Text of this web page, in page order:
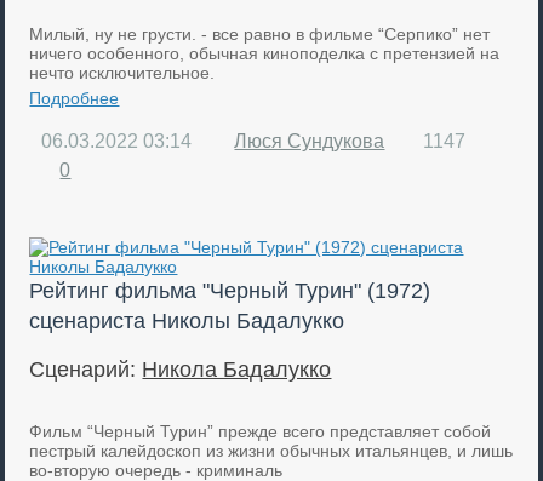
Милый, ну не грусти. - все равно в фильме “Серпико” нет
ничего особенного, обычная киноподелка с претензией на
нечто исключительное.
Подробнее
06.03.2022 03:14 Люся Сундукова
1147
0
Рейтинг фильма "Черный Турин" (1972)
сценариста Николы Бадалукко
Сценарий: Никола Бадалукко
Фильм “Черный Турин” прежде всего представляет собой
пестрый калейдоскоп из жизни обычных итальянцев, и лишь
во-вторую очередь - криминаль